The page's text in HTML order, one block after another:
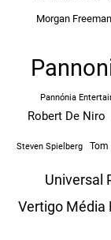
Morgan Freeman
Pannónia
Robert De Niro
Steven Spielberg Tom
Universal
Vertigo Média